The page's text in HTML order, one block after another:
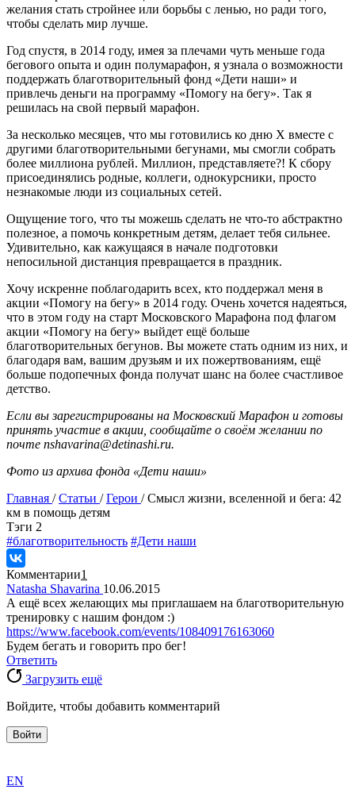
желания стать стройнее или борьбы с ленью, но ради того,
чтобы сделать мир лучше.
Год спустя, в 2014 году, имея за плечами чуть меньше года
бегового опыта и один полумарафон, я узнала о возможности
поддержать благотворительный фонд «Дети наши» и
привлечь деньги на программу «Помогу на бегу». Так я
решилась на свой первый марафон.
За несколько месяцев, что мы готовились ко дню Х вместе с
другими благотворительными бегунами, мы смогли собрать
более миллиона рублей. Миллион, представляете?! К сбору
присоединялись родные, коллеги, однокурсники, просто
незнакомые люди из социальных сетей.
Ощущение того, что ты можешь сделать не что-то абстрактно
полезное, а помочь конкретным детям, делает тебя сильнее.
Удивительно, как кажущаяся в начале подготовки
непосильной дистанция превращается в праздник.
Хочу искренне поблагодарить всех, кто поддержал меня в
акции «Помогу на бегу» в 2014 году. Очень хочется надеяться,
что в этом году на старт Московского Марафона под флагом
акции «Помогу на бегу» выйдет ещё больше
благотворительных бегунов. Вы можете стать одним из них, и
благодаря вам, вашим друзьям и их пожертвованиям, ещё
больше подопечных фонда получат шанс на более счастливое
детство.
Если вы зарегистрированы на Московский Марафон и готовы
принять участие в акции, сообщайте о своём желании по
почте nshavarina@detinashi.ru.
Фото из архива фонда «Дети наши»
Главная /Статьи /Герои /Смысл жизни, вселенной и бега: 42
км в помощь детям
Tэги 2
#благотворительность #Дети наши
Комментарии1
Natasha Shavarina 10.06.2015
А ещё всех желающих мы приглашаем на благотворительную
тренировку с нашим фондом :)
https://www.facebook.com/events/108409176163060
Будем бегать и говорить про бег!
Ответить
Загрузить ещё
Войдите, чтобы добавить комментарий
Войти
the
EN